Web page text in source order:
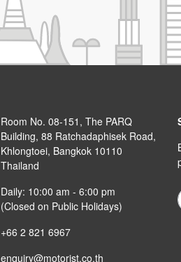
Room No. 08-151, The PARQ
Building, 88 Ratchadaphisek Road,
Khlongtoei, Bangkok 10110
Thailand
Daily: 10:00 am - 6:00 pm
(Closed on Public Holidays)
+66 2 821 6967
enquiry@motorist.co.th